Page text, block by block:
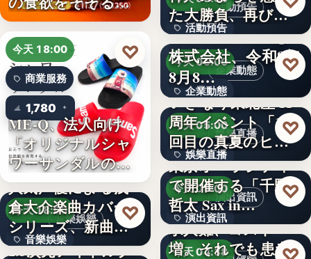
“旨…
今天 18:00
商業服務
1,780
ME-Q、法人向け
「オリジナルシャ
ワーサンダルの
OEM制…
♡
音樂娛樂
今天 18:00
音樂娛樂
人気声優による浅
倉大介楽曲カバー
シリーズ、新曲が
配信チャ…
♡
2.5次元アイドルグ
活動預告
活動預告
300人
た大勝負、再び！
…
企業動態
今天 05:00
企業動態
文字
Internnect Group
株式会社、令和8年
8月8…
♡
娛樂直播
今天 05:00
娛樂直播
11
いぎなり東北産 11
周年イベント「11
回目の真夏のヒロ
イ…
♡
演出資訊
今天 05:00
演出資訊
3
東京オペラシティ
で開催する「千野
哲太 Sax in…
♡
今天 04:38
求人難、コスト
増。それでも患者